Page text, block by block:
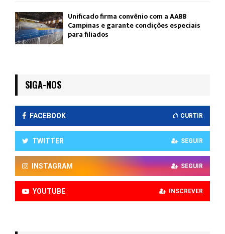
Unificado firma convênio com a AABB
Campinas e garante condições especiais
para filiados
SIGA-NOS
FACEBOOK CURTIR
TWITTER SEGUIR
INSTAGRAM SEGUIR
YOUTUBE INSCREVER